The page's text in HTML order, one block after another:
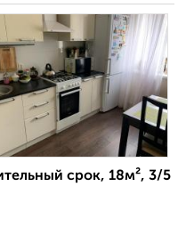
срок, 18м², 3/5